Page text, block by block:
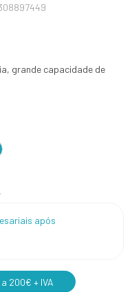
grande capacidade de
após
200€ + IVA